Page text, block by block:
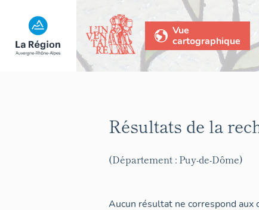
Vue
cartographique
Résultats de la
(Département : Puy-de-Dôme)
Aucun résultat ne correspond aux